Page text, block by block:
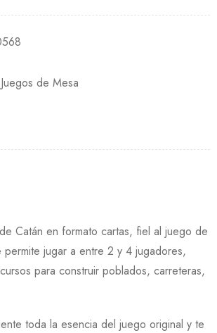
Juegos de Mesa
Catán en formato cartas, fiel al juego de
permite jugar a entre 2 y 4 jugadores,
para construir poblados, carreteras,
toda la esencia del juego original y te